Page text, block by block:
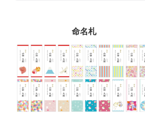
命名札